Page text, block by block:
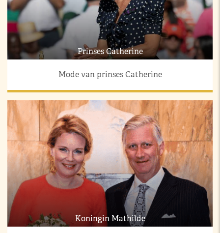
Prinses Catherine
Mode van prinses Catherine
Koningin Mathilde